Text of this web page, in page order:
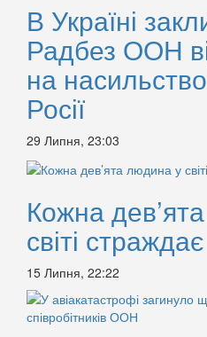
В Україні
Радбез ООН
на
Росії
29 Липня, 23:03
Кожна
світі
15 Липня, 22:22